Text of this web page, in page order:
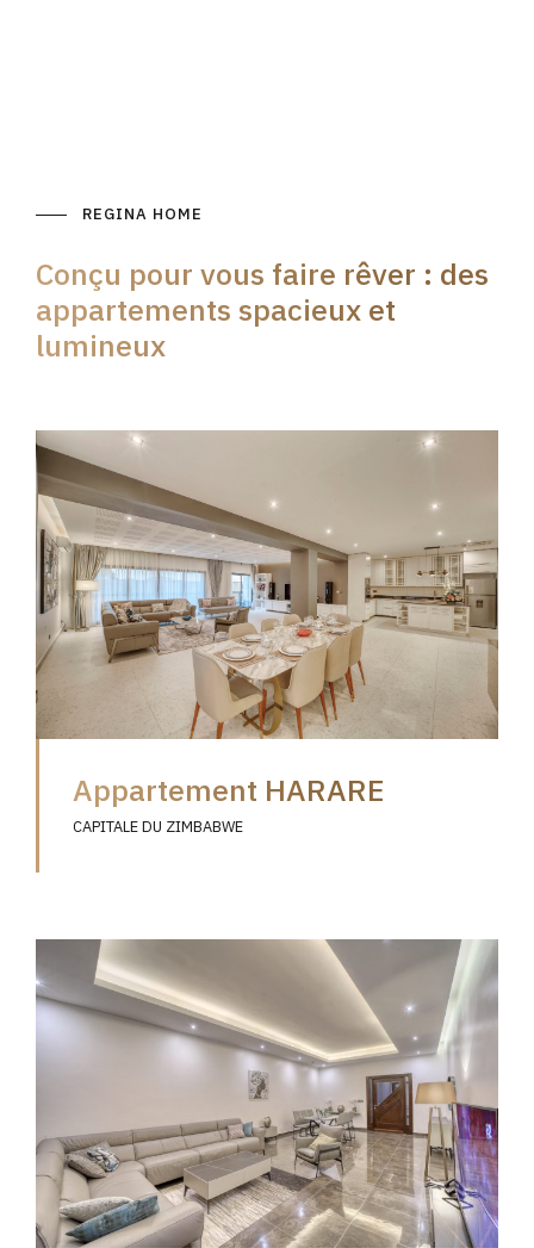
REGINA HOME
Conçu pour vous faire rêver : des
appartements spacieux et
lumineux
Appartement HARARE
CAPITALE DU ZIMBABWE